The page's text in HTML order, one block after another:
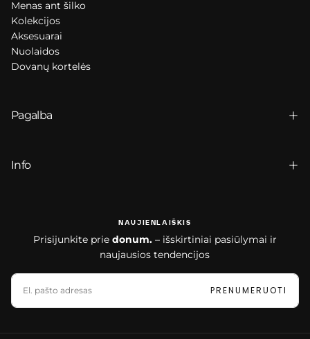
Menas ant šilko
Kolekcijos
Aksesuarai
Nuolaidos
Dovanų kortelės
Pagalba
Info
NAUJIENLAIŠKIS
Prisijunkite prie donum. – išskirtiniai pasiūlymai ir
naujausios tendencijos
EL.
PAŠTAS
PRENUMERUOTI